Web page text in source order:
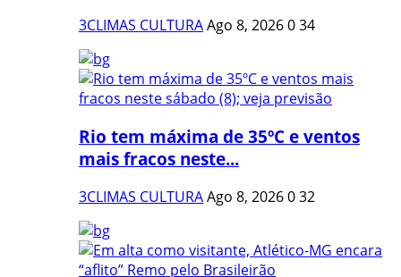
3CLIMAS CULTURAAgo 8, 2026034
Rio tem máxima de 35ºC e ventos
mais fracos neste...
3CLIMAS CULTURAAgo 8, 2026032